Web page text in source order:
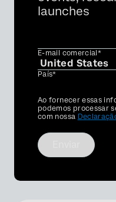
launches
E-mail comercial*
País*
Privacy
Optin
Ao fornecer essas
podemos processar
com nossa